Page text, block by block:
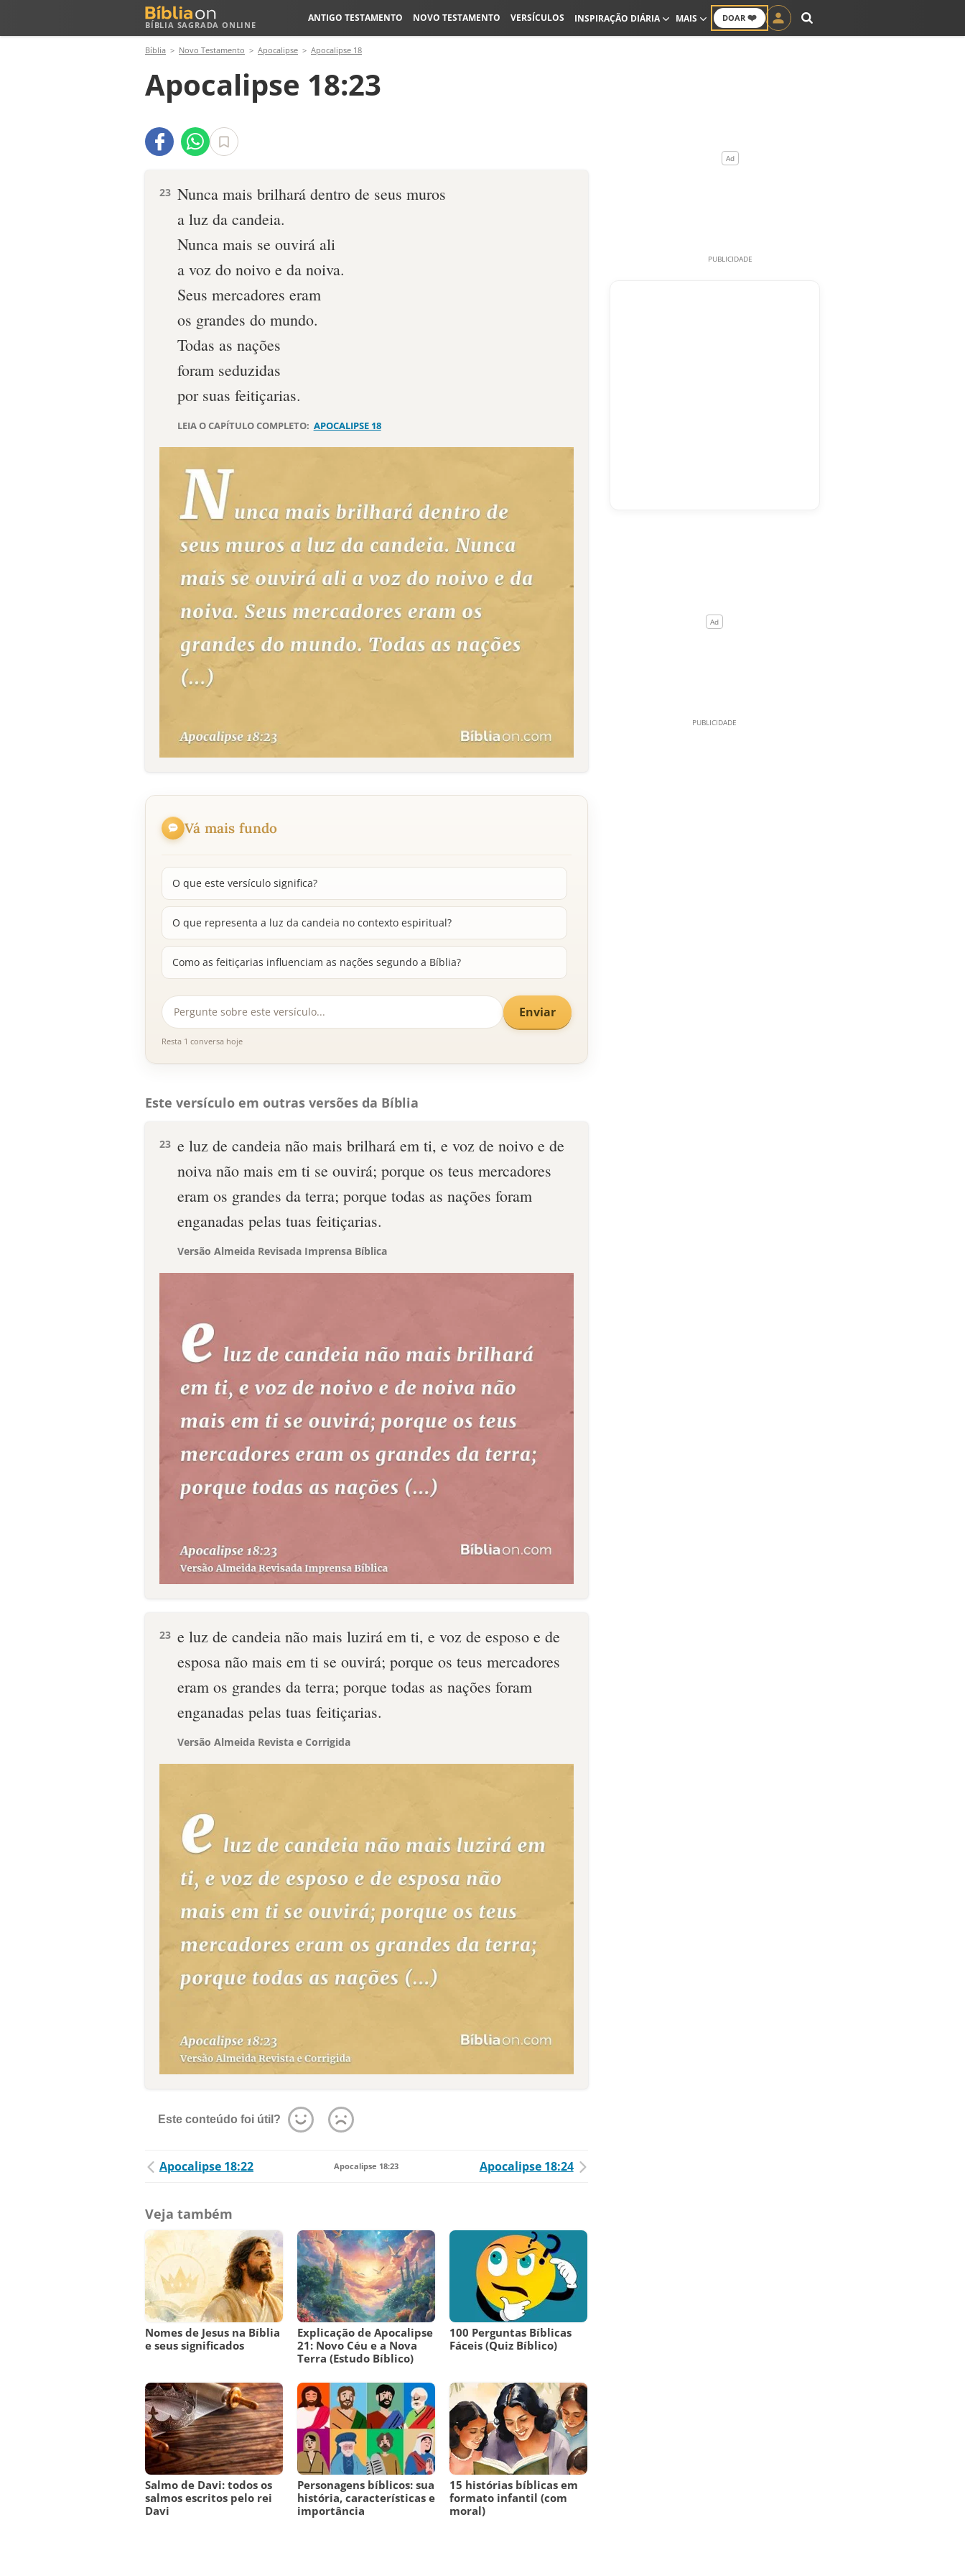
BÍBLIA SAGRADA ONLINE
DOAR ❤️
ANTIGO TESTAMENTO NOVO TESTAMENTO VERSÍCULOS INSPIRAÇÃO DIÁRIA MAIS
Bíblia Novo Testamento Apocalipse Apocalipse 18
Apocalipse 18:23
23 Nunca mais brilhará dentro de seus muros
a luz da candeia.
Nunca mais se ouvirá ali
a voz do noivo e da noiva.
Seus mercadores eram
os grandes do mundo.
Todas as nações
foram seduzidas
por suas feitiçarias.
LEIA O CAPÍTULO COMPLETO: APOCALIPSE 18
Vá mais fundo
O que este versículo significa?
O que representa a luz da candeia no contexto espiritual?
Como as feitiçarias influenciam as nações segundo a Bíblia?
Enviar
Resta 1 conversa hoje
Este versículo em outras versões da Bíblia
23 e luz de candeia não mais brilhará em ti, e voz de noivo e de
noiva não mais em ti se ouvirá; porque os teus mercadores
eram os grandes da terra; porque todas as nações foram
enganadas pelas tuas feitiçarias.
Versão Almeida Revisada Imprensa Bíblica
23 e luz de candeia não mais luzirá em ti, e voz de esposo e de
esposa não mais em ti se ouvirá; porque os teus mercadores
eram os grandes da terra; porque todas as nações foram
enganadas pelas tuas feitiçarias.
Versão Almeida Revista e Corrigida
Este conteúdo foi útil?
Apocalipse 18:22 Apocalipse 18:23 Apocalipse 18:24
Veja também
Nomes de Jesus na Bíblia
e seus significados
Explicação de Apocalipse
21: Novo Céu e a Nova
Terra (Estudo Bíblico)
100 Perguntas Bíblicas
Fáceis (Quiz Bíblico)
Salmo de Davi: todos os
salmos escritos pelo rei
Davi
Personagens bíblicos: sua
história, características e
importância
15 histórias bíblicas em
formato infantil (com
moral)